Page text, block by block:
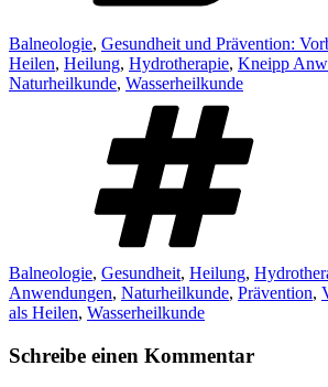
Balneologie, Gesundheit und Prävention:
Heilen, Heilung, Hydrotherapie, Kneipp
Naturheilkunde, Wasserheilkunde
Balneologie, Gesundheit, Heilung,
Anwendungen, Naturheilkunde, Prävention,
als Heilen, Wasserheilkunde
Schreibe einen Kommentar